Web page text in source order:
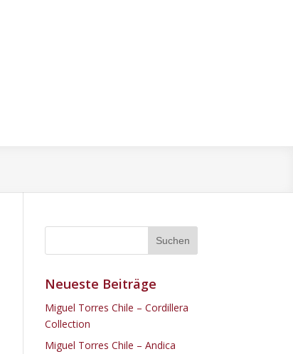
Neueste Beiträge
Miguel Torres Chile – Cordillera
Collection
Miguel Torres Chile – Andica